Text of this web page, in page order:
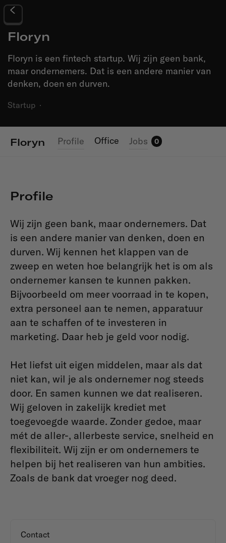
Floryn
Floryn is een fintech startup. Wij zijn geen bank,
maar ondernemers. Dat is een andere manier van
denken, doen en durven.
Startup ·
Floryn Profile Office Jobs 0
Profile
Wij zijn geen bank, maar ondernemers. Dat
is een andere manier van denken, doen en
durven. Wij kennen het klappen van de
zweep en weten hoe belangrijk het is om als
ondernemer kansen te kunnen pakken.
Bijvoorbeeld om meer voorraad in te kopen,
extra personeel aan te nemen, apparatuur
aan te schaffen of te investeren in
marketing. Daar heb je geld voor nodig.
Het liefst uit eigen middelen, maar als dat
niet kan, wil je als ondernemer nog steeds
door. En samen kunnen we dat realiseren.
Wij geloven in zakelijk krediet met
toegevoegde waarde. Zonder gedoe, maar
mét de aller-, allerbeste service, snelheid en
flexibiliteit. Wij zijn er om ondernemers te
helpen bij het realiseren van hun ambities.
Zoals de bank dat vroeger nog deed.
Contact